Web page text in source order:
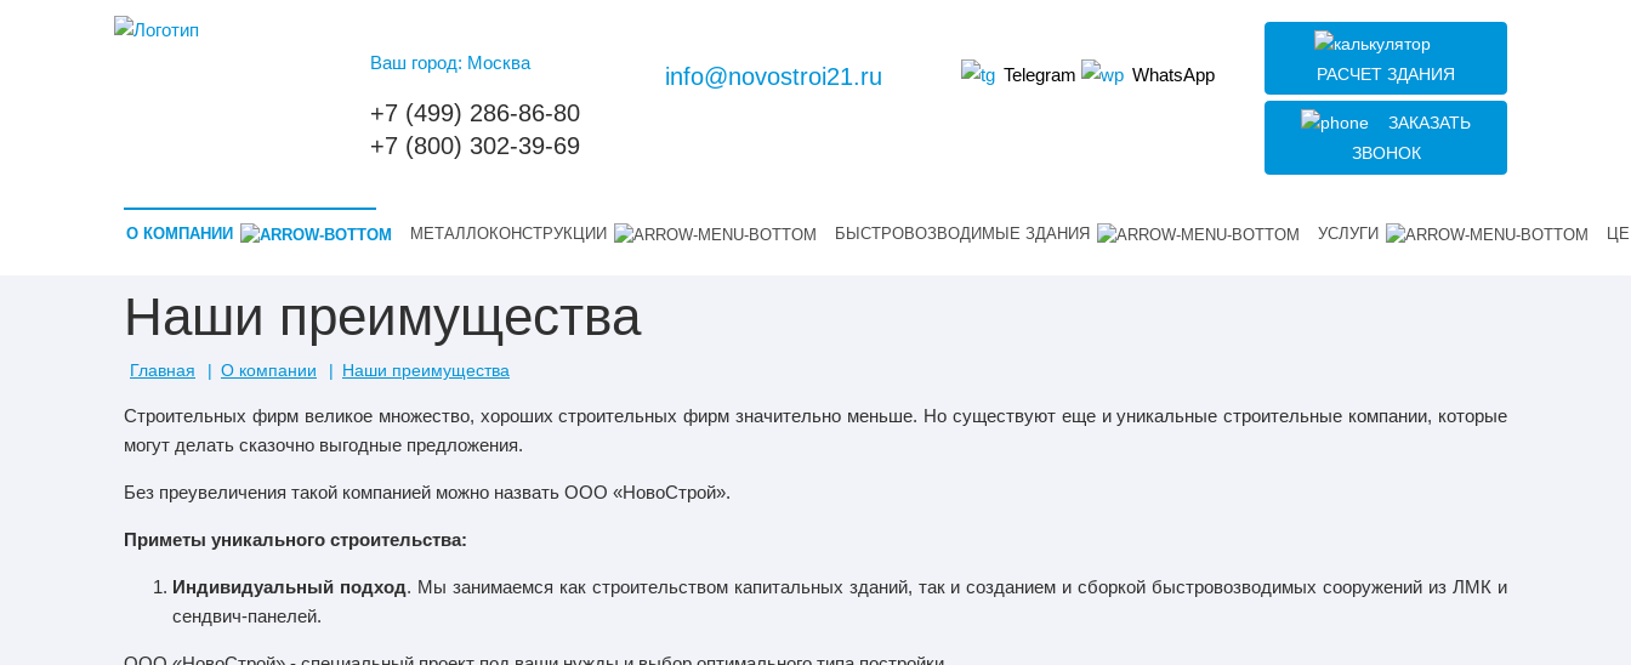
Ваш город: Москва
+7 (499) 286-86-80
+7 (800) 302-39-69
info@novostroi21.ru Telegram WhatsApp РАСЧЕТ ЗДАНИЯ
ЗАКАЗАТЬ
ЗВОНОК
О КОМПАНИИ МЕТАЛЛОКОНСТРУКЦИИ БЫСТРОВОЗВОДИМЫЕ ЗДАНИЯ УСЛУГИ
Наши преимущества
Главная О компании Наши преимущества
Строительных фирм великое множество, хороших строительных фирм значительно меньше. Но существуют еще и уникальные строительные компании, которые
могут делать сказочно выгодные предложения.
Без преувеличения такой компанией можно назвать ООО «НовоСтрой».
Приметы уникального строительства:
Индивидуальный подход. Мы занимаемся как строительством капитальных зданий, так и созданием и сборкой быстровозводимых сооружений из ЛМК и
сендвич-панелей.